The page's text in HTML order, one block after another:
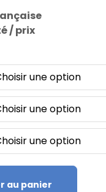
/ prix
au panier